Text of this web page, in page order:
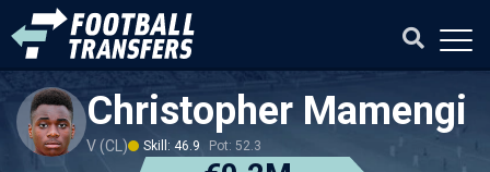
Christopher Mamengi
V (CL) Skill: 46.9 Pot: 52.3